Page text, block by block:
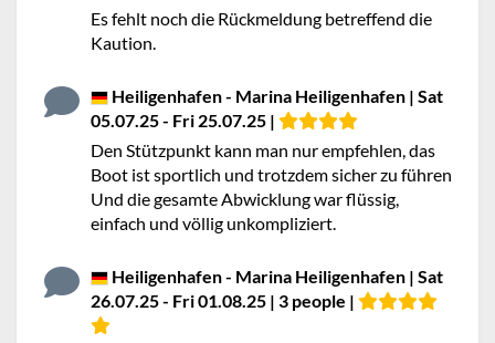
Es fehlt noch die Rückmeldung betreffend die
Kaution.
Heiligenhafen - Marina Heiligenhafen | Sat
05.07.25 - Fri 25.07.25 |
Den Stützpunkt kann man nur empfehlen, das
Boot ist sportlich und trotzdem sicher zu führen
Und die gesamte Abwicklung war flüssig,
einfach und völlig unkompliziert.
Heiligenhafen - Marina Heiligenhafen | Sat
26.07.25 - Fri 01.08.25 | 3 people |